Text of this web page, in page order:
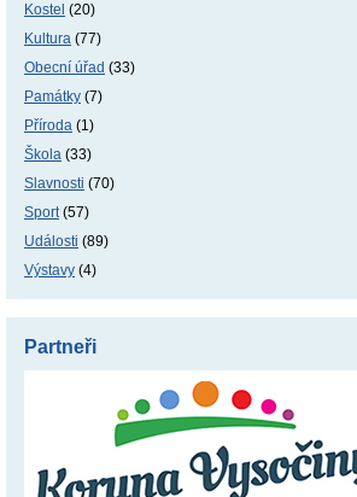
Kostel (20)
Kultura (77)
Obecní úřad (33)
Památky (7)
Příroda (1)
Škola (33)
Slavnosti (70)
Sport(57)
Události (89)
Výstavy (4)
Partneři